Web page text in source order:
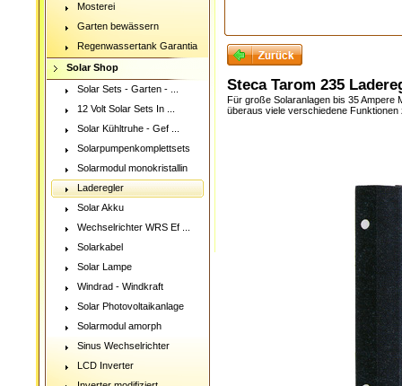
Mosterei
Garten bewässern
Regenwassertank Garantia
Solar Shop
Solar Sets - Garten - ...
12 Volt Solar Sets In ...
Solar Kühltruhe - Gef ...
Solarpumpenkomplettsets
Solarmodul monokristallin
Laderegler
Solar Akku
Wechselrichter WRS Ef ...
Solarkabel
Solar Lampe
Windrad - Windkraft
Solar Photovoltaikanlage
Solarmodul amorph
Sinus Wechselrichter
LCD Inverter
Steca Tarom 235
Für große Solaranlagen bis 35 Ampere
überaus viele verschiedene Funktionen